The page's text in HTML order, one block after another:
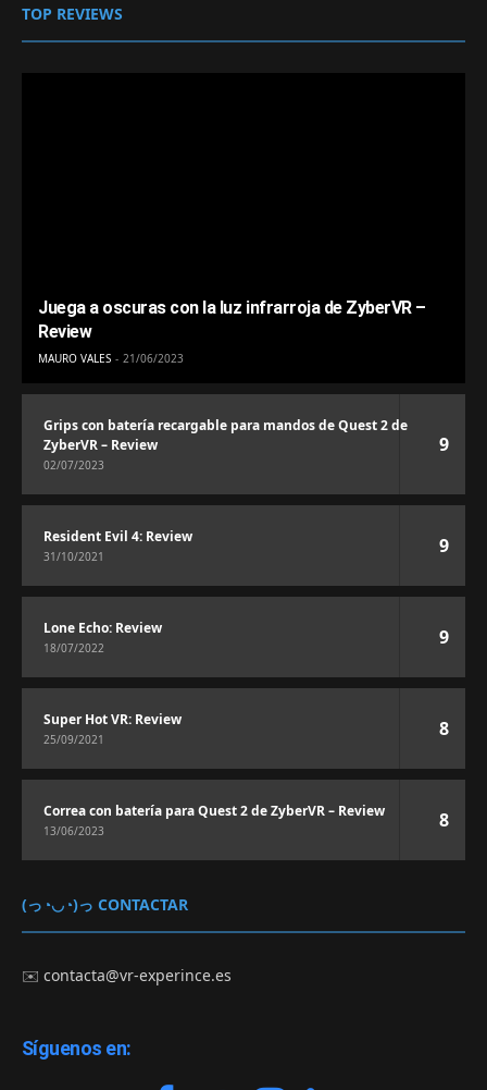
TOP REVIEWS
Juega a oscuras con la luz infrarroja de ZyberVR –
Review
MAURO VALES 21/06/2023
Grips con batería recargable para mandos de Quest 2 de
ZyberVR – Review
02/07/2023
9
Resident Evil 4: Review
31/10/2021 9
Lone Echo: Review
18/07/2022 9
Super Hot VR: Review
25/09/2021 8
Correa con batería para Quest 2 de ZyberVR – Review
13/06/2023 8
(っ◔◡◔)っ CONTACTAR
✉️contacta@vr-experince.es
Síguenos en: